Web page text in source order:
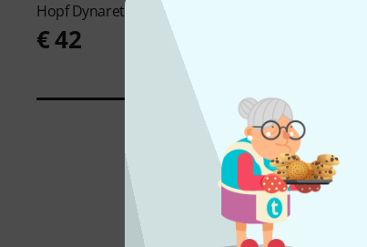
HopfDynarette High
€ 42